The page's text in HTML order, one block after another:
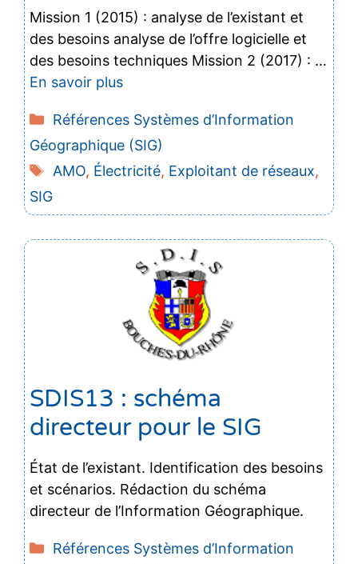
Mission 1 (2015) : analyse de l’existant et
des besoins analyse de l’offre logicielle et
des besoins techniques Mission 2 (2017) : …
En savoir plus
Catégories
Références Systèmes d’Information
Géographique (SIG)
Étiquettes
AMO, Électricité, Exploitant de réseaux,
SIG
SDIS13 : schéma
directeur pour le SIG
État de l’existant. Identification des besoins
et scénarios. Rédaction du schéma
directeur de l’Information Géographique.
Catégories
Références Systèmes d’Information